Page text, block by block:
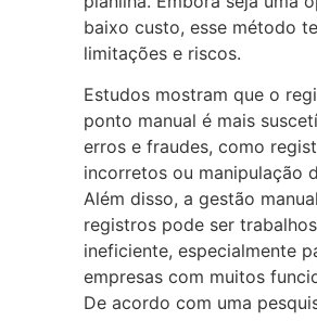
baixo custo, esse método
limitações e riscos.
Estudos mostram que o
ponto manual é mais
erros e fraudes, como
incorretos ou manipulação
Além disso, a gestão
registros pode ser
ineficiente, especialmente
empresas com muitos
De acordo com uma